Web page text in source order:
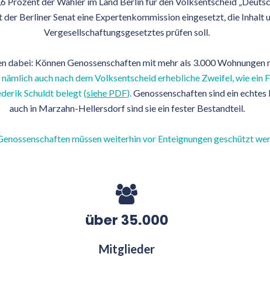
Berliner Senat eine Expertenkommission eingesetzt, die Inhalt
Vergesellschaftungsgesetztes prüfen soll.
dabei: Können Genossenschaften mit mehr als 3.000
auch nach dem Volksentscheid erhebliche Zweifel, wie ein
Schuldt belegt (siehe PDF).Genossenschaften sind ein
auch in Marzahn-Hellersdorf sind sie ein fester Bestandteil.
müssen weiterhin vor Enteignungen geschützt
über 35.000
Mitglieder